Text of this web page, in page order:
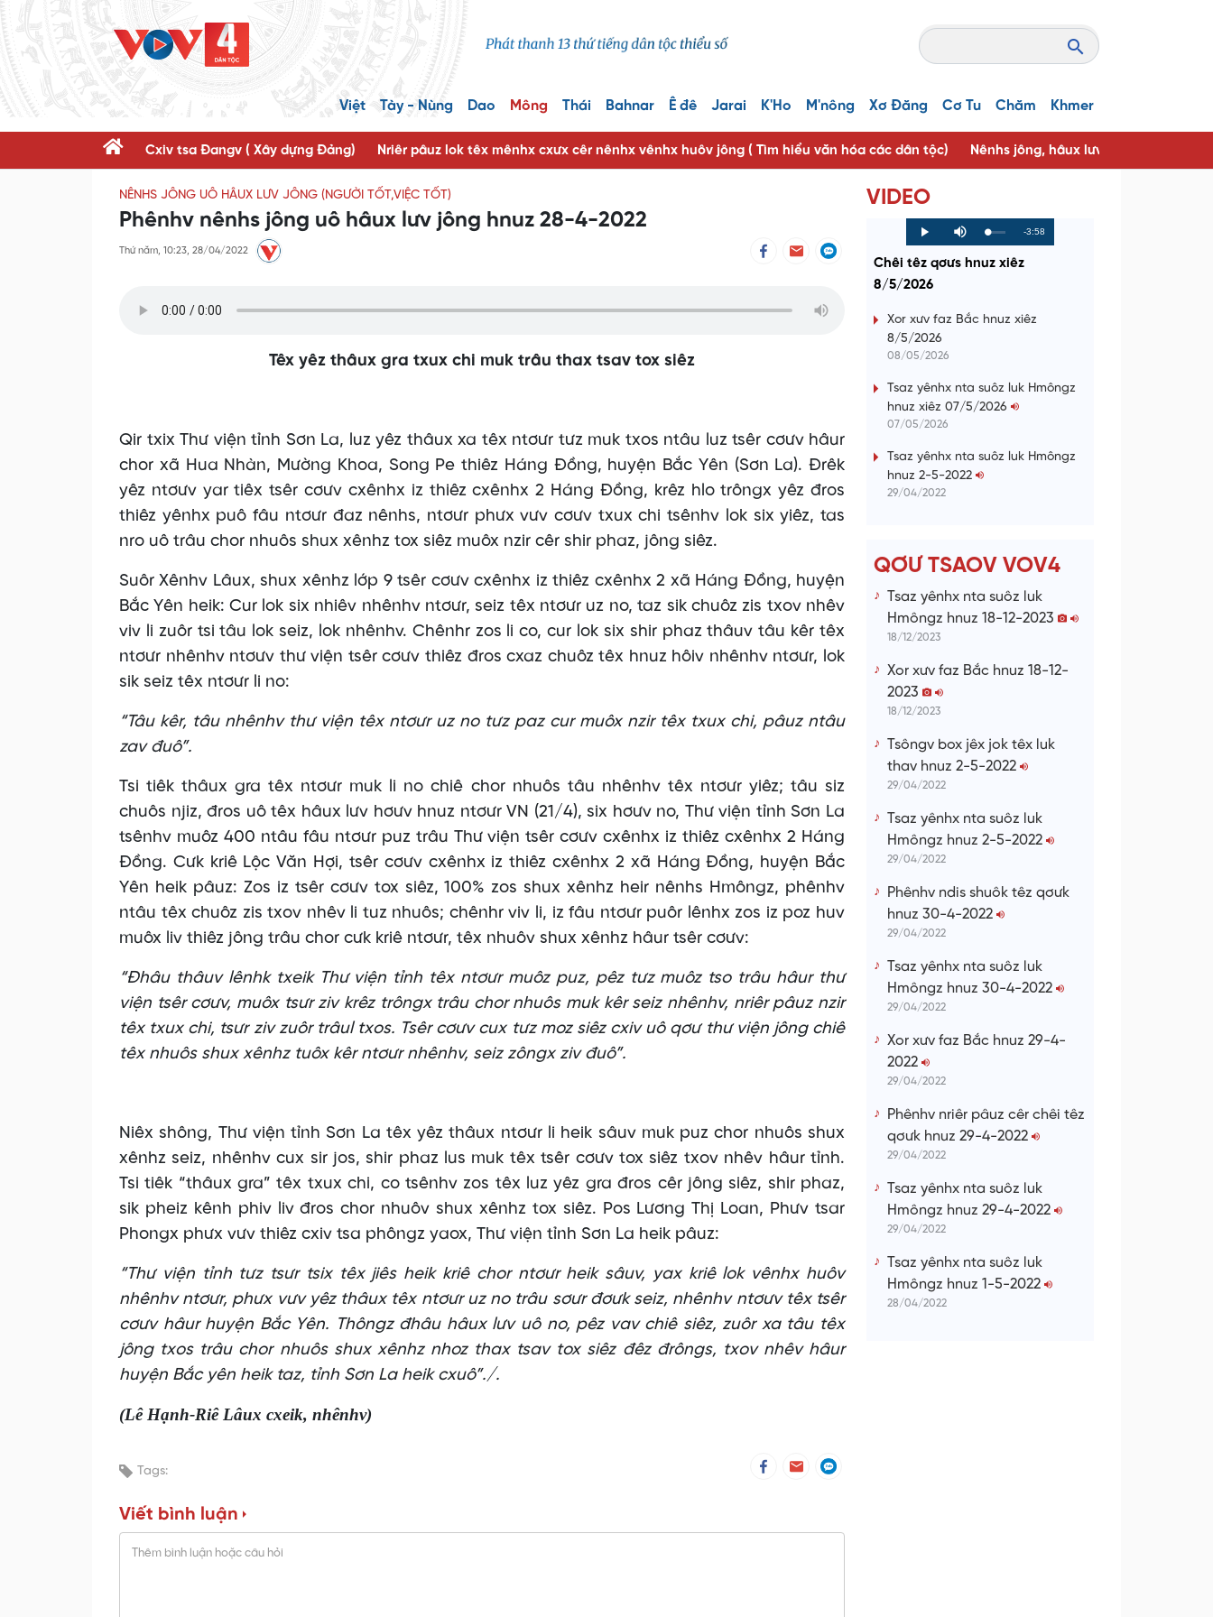
Việt Tày - Nùng Dao Mông Thái Bahnar Ê đê Jarai K'Ho M'nông Xơ Đăng Cơ Tu Chăm Khmer
Cxiv tsa Đangv ( Xây dựng Đảng) Nriêr pâuz lok têx mênhx cxưx cêr nênhx vênhx huôv jông ( Tìm hiểu văn hóa các dân tộc) Nênhs jông, hâux lưv jông ( Người
NÊNHS JÔNG UÔ HÂUX LƯV JÔNG (NGƯỜI TỐT,VIỆC TỐT)
Phênhv nênhs jông uô hâux lưv jông hnuz 28-4-2022
Thứ năm, 10:23, 28/04/2022
Têx yêz thâux gra txux chi muk trâu thax tsav tox siêz
Qir txix Thư viện tỉnh Sơn La, luz yêz thâux xa têx ntơưr tưz muk txos ntâu luz tsêr cơưv hâur
chor xã Hua Nhàn, Mường Khoa, Song Pe thiêz Háng Đồng, huyện Bắc Yên (Sơn La). Đrêk
yêz ntơưv yar tiêx tsêr cơưv cxênhx iz thiêz cxênhx 2 Háng Đồng, krêz hlo trôngx yêz đros
thiêz yênhx puô fâu ntơưr đaz nênhs, ntơưr phưx vưv cơưv txux chi tsênhv lok six yiêz, tas
nro uô trâu chor nhuôs shux xênhz tox siêz muôx nzir cêr shir phaz, jông siêz.
Suôr Xênhv Lâux, shux xênhz lớp 9 tsêr cơưv cxênhx iz thiêz cxênhx 2 xã Háng Đồng, huyện
Bắc Yên heik: Cur lok six nhiêv nhênhv ntơưr, seiz têx ntơưr uz no, taz sik chuôz zis txov nhêv
viv li zuôr tsi tâu lok seiz, lok nhênhv. Chênhr zos li co, cur lok six shir phaz thâuv tâu kêr têx
ntơưr nhênhv ntơưv thư viện tsêr cơưv thiêz đros cxaz chuôz têx hnuz hôiv nhênhv ntơưr, lok
sik seiz têx ntơưr li no:
“Tâu kêr, tâu nhênhv thư viện têx ntơưr uz no tưz paz cur muôx nzir têx txux chi, pâuz ntâu
zav đuô”.
Tsi tiêk thâux gra têx ntơưr muk li no chiê chor nhuôs tâu nhênhv têx ntơưr yiêz; tâu siz
chuôs njiz, đros uô têx hâux lưv hơưv hnuz ntơưr VN (21/4), six hơưv no, Thư viện tỉnh Sơn La
tsênhv muôz 400 ntâu fâu ntơưr puz trâu Thư viện tsêr cơưv cxênhx iz thiêz cxênhx 2 Háng
Đồng. Cưk kriê Lộc Văn Hợi, tsêr cơưv cxênhx iz thiêz cxênhx 2 xã Háng Đồng, huyện Bắc
Yên heik pâuz: Zos iz tsêr cơưv tox siêz, 100% zos shux xênhz heir nênhs Hmôngz, phênhv
ntâu têx chuôz zis txov nhêv li tuz nhuôs; chênhr viv li, iz fâu ntơưr puôr lênhx zos iz poz huv
muôx liv thiêz jông trâu chor cưk kriê ntơưr, têx nhuôv shux xênhz hâur tsêr cơưv:
“Đhâu thâuv lênhk txeik Thư viện tỉnh têx ntơưr muôz puz, pêz tưz muôz tso trâu hâur thư
viện tsêr cơưv, muôx tsưr ziv krêz trôngx trâu chor nhuôs muk kêr seiz nhênhv, nriêr pâuz nzir
têx txux chi, tsưr ziv zuôr trâul txos. Tsêr cơưv cux tưz moz siêz cxiv uô qơư thư viện jông chiê
têx nhuôs shux xênhz tuôx kêr ntơưr nhênhv, seiz zôngx ziv đuô”.
Niêx shông, Thư viện tỉnh Sơn La têx yêz thâux ntơưr li heik sâuv muk puz chor nhuôs shux
xênhz seiz, nhênhv cux sir jos, shir phaz lus muk têx tsêr cơưv tox siêz txov nhêv hâur tỉnh.
Tsi tiêk “thâux gra” têx txux chi, co tsênhv zos têx luz yêz gra đros cêr jông siêz, shir phaz,
sik pheiz kênh phiv liv đros chor nhuôv shux xênhz tox siêz. Pos Lương Thị Loan, Phưv tsar
Phongx phưx vưv thiêz cxiv tsa phôngz yaox, Thư viện tỉnh Sơn La heik pâuz:
“Thư viện tỉnh tưz tsưr tsix têx jiês heik kriê chor ntơưr heik sâuv, yax kriê lok vênhx huôv
nhênhv ntơưr, phưx vưv yêz thâux têx ntơưr uz no trâu sơưr đơưk seiz, nhênhv ntơưv têx tsêr
cơưv hâur huyện Bắc Yên. Thôngz đhâu hâux lưv uô no, pêz vav chiê siêz, zuôr xa tâu têx
jông txos trâu chor nhuôs shux xênhz nhoz thax tsav tox siêz đêz đrôngs, txov nhêv hâur
huyện Bắc yên heik taz, tỉnh Sơn La heik cxuô”./.
(Lê Hạnh-Riê Lâux cxeik, nhênhv)
Tags:
Viết bình luận
VIDEO
P
l
y
M
u
e
L
o
d
P
r
g
0
%
R
e
a
i
e
-3:58
Chêi têz qơưs hnuz xiêz
8/5/2026
Xor xưv faz Bắc hnuz xiêz
8/5/2026
08/05/2026
Tsaz yênhx nta suôz luk Hmôngz
hnuz xiêz 07/5/2026
07/05/2026
Tsaz yênhx nta suôz luk Hmôngz
hnuz 2-5-2022
29/04/2022
QƠƯ TSAOV VOV4
Tsaz yênhx nta suôz luk
Hmôngz hnuz 18-12-2023
18/12/2023
Xor xưv faz Bắc hnuz 18-12-
2023
18/12/2023
Tsôngv box jêx jok têx luk
thav hnuz 2-5-2022
29/04/2022
Tsaz yênhx nta suôz luk
Hmôngz hnuz 2-5-2022
29/04/2022
Phênhv ndis shuôk têz qơưk
hnuz 30-4-2022
29/04/2022
Tsaz yênhx nta suôz luk
Hmôngz hnuz 30-4-2022
29/04/2022
Xor xưv faz Bắc hnuz 29-4-
2022
29/04/2022
Phênhv nriêr pâuz cêr chêi têz
qơưk hnuz 29-4-2022
29/04/2022
Tsaz yênhx nta suôz luk
Hmôngz hnuz 29-4-2022
29/04/2022
Tsaz yênhx nta suôz luk
Hmôngz hnuz 1-5-2022
28/04/2022